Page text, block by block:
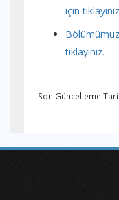
için
tıklayınız.
Son Güncelleme